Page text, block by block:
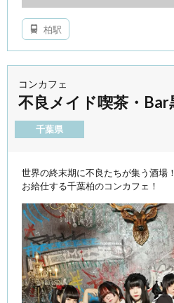
柏駅
コンカフェ
不良メイド喫茶・Bar
千葉県
世界の終末期に不良たちが集う酒場
お給仕する千葉柏のコンカフェ！